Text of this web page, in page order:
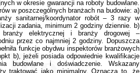
w okresie gwarancji na roboty budowlane.
w poszczególnych branżach na budowie: a)
sanitarnej/koordynator robót – 3 razy w
zadania, minimum 2 godziny dziennie. b)
branży elektrycznej i branży drogowej –
przez co najmniej 2 godziny. Dopuszcza
funkcje obydwu inspektorów branżowych
b), jeżeli posiada odpowiednie kwalifikacje
budowlane i doświadczenie. Wskazany
traktować jako minimalny. Oznacza to, że